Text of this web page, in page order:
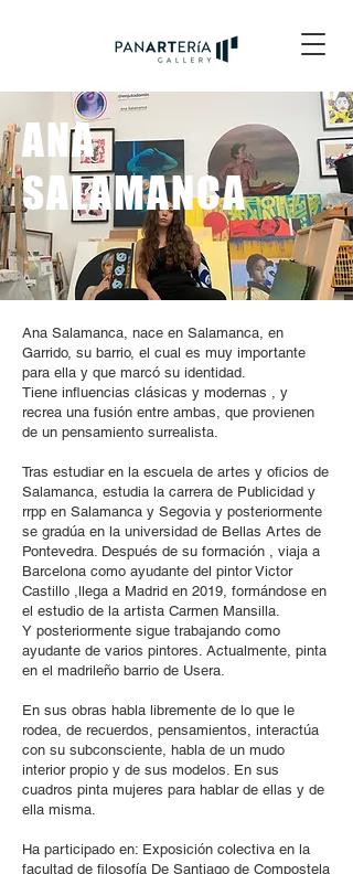
ANA
SALAMANCA
Ana Salamanca, nace en Salamanca, en
Garrido, su barrio, el cual es muy importante
para ella y que marcó su identidad.
Tiene influencias clásicas y modernas , y
recrea una fusión entre ambas, que provienen
de un pensamiento surrealista.
Tras estudiar en la escuela de artes y oficios de
Salamanca, estudia la carrera de Publicidad y
rrpp en Salamanca y Segovia y posteriormente
se gradúa en la universidad de Bellas Artes de
Pontevedra. Después de su formación , viaja a
Barcelona como ayudante del pintor Victor
Castillo ,llega a Madrid en 2019, formándose en
el estudio de la artista Carmen Mansilla.
Y posteriormente sigue trabajando como
ayudante de varios pintores. Actualmente, pinta
en el madrileño barrio de Usera.
En sus obras habla libremente de lo que le
rodea, de recuerdos, pensamientos, interactúa
con su subconsciente, habla de un mudo
interior propio y de sus modelos. En sus
cuadros pinta mujeres para hablar de ellas y de
ella misma.
Ha participado en: Exposición colectiva en la
facultad de filosofía De Santiago de Compostela